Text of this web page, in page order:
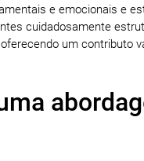
e emocionais e
cuidadosamente
um contributo